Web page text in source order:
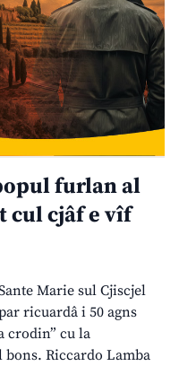
furlan al
cul cjâf e vîf
Marie sul Cjiscjel
ricuardâ i 50 agns
crodin” cu la
Riccardo Lamba